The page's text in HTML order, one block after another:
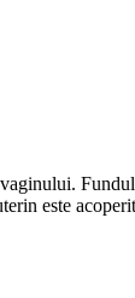
este